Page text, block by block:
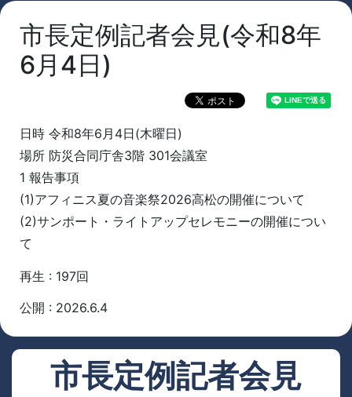
市長定例記者会見(令和8年
6月4日)
日時 令和8年6月4日(木曜日)
場所 防災合同庁舎3階 301会議室
1 報告事項
(1)アフィニス夏の音楽祭2026高松の開催について
(2)サンポート・ライトアップセレモニーの開催につい
て
再生 : 197回
公開 : 2026.6.4
市長定例記者会見